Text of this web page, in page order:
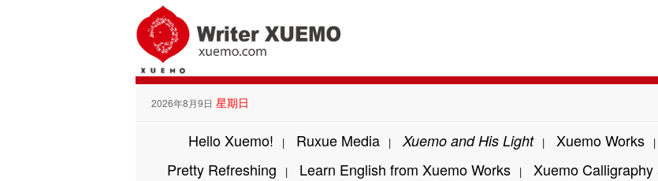
2026年8月9日 星期日
Hello Xuemo! | Ruxue Media | Xuemo and His Light | Xuemo Works |
Pretty Refreshing | Learn English from Xuemo Works | Xuemo